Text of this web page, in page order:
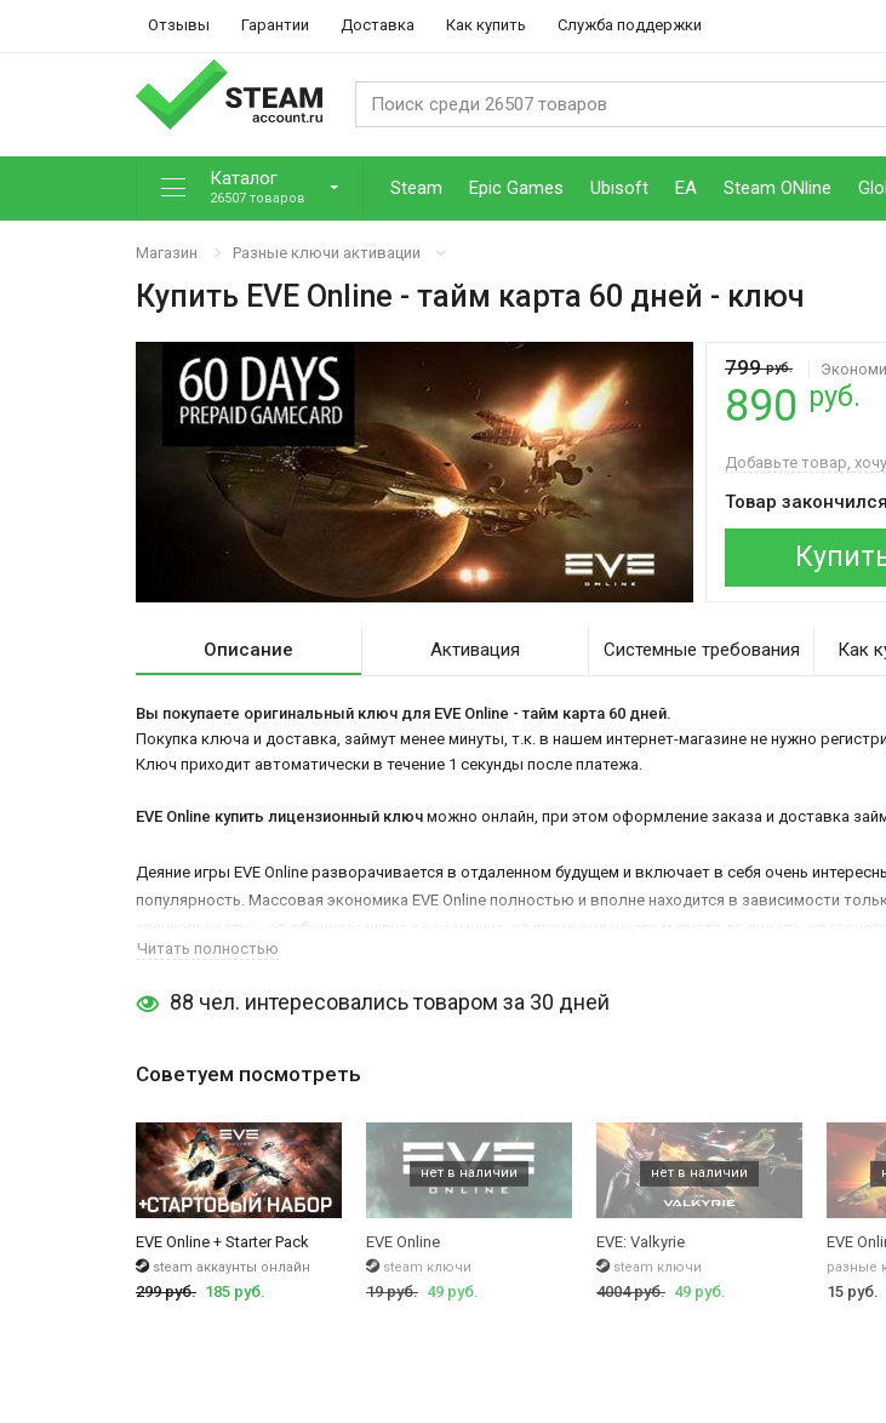
Отзывы Гарантии Доставка Как купить Служба поддержки
Каталог
26507 товаров Steam Epic Games Ubisoft EA Steam ONline
Магазин Разные ключи активации
Купить EVE Online - тайм карта 60 дней - ключ
799руб.
890 руб.
Добавьте товар,
Товар закончился
Описание Активация Системные требования Как
Вы покупаете оригинальный ключ для EVE Online - тайм карта 60 дней.
Покупка ключа и доставка, займут менее минуты, т.к. в нашем интернет-магазине не нужно
Ключ приходит автоматически в течение 1 секунды после платежа.
EVE Online купить лицензионный ключ можно онлайн, при этом оформление заказа и доставка
Деяние игры EVE Online разворачивается в отдаленном будущем и включает в себя очень
популярность. Массовая экономика EVE Online полностью и вполне находится в зависимости
специальности — от обычного купца до наемника, от промышленного магната до пирата, от
этих и остальных ролей.
Ваша основная важность — мировой корабль, оснащенный в согласовании с исполняемыми им
примите участие в боевых деяниях — в EVE Online судьба постоянно в руках игрока.
Читать полностью
88 чел. интересовались товаром за 30 дней
Советуем посмотреть
EVE Online + Starter Pack
steam аккаунты онлайн
299 руб. 185 руб.
EVE Online
steam ключи
19 руб. 49 руб.
EVE: Valkyrie
steam ключи
4004 руб. 49 руб.
EVE
разные
15 руб.